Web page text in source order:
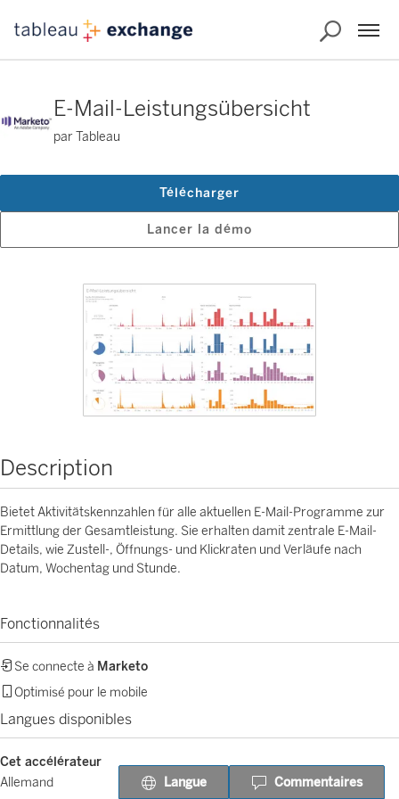
E-Mail-Leistungsübersicht
par Tableau
Lancer la démo
Télécharger
Description
Bietet Aktivitätskennzahlen für alle aktuellen E-Mail-Programme zur
Ermittlung der Gesamtleistung. Sie erhalten damit zentrale E-Mail-
Details, wie Zustell-, Öffnungs- und Klickraten und Verläufe nach
Datum, Wochentag und Stunde.
Fonctionnalités
Se connecte à Marketo
Optimisé pour le mobile
Langues disponibles
Cet accélérateur
Allemand
Langue Commentaires